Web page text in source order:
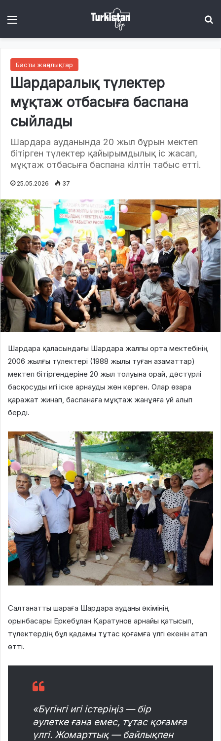
Басты жаңалықтар
Шардаралық түлектер
мұқтаж отбасыға баспана
сыйлады
Шардара ауданында 20 жыл бұрын мектеп
бітірген түлектер қайырымдылық іс жасап,
мұқтаж отбасыға баспана кілтін табыс етті.
25.05.2026 37
Шардара қаласындағы Шардара жалпы орта мектебінің
2006 жылғы түлектері (1988 жылы туған азаматтар)
мектеп бітіргендеріне 20 жыл толуына орай, дәстүрлі
басқосуды игі іске арнауды жөн көрген. Олар өзара
қаражат жинап, баспанаға мұқтаж жанұяға үй алып
берді.
Салтанатты шараға Шардара ауданы әкімінің
орынбасары Еркебұлан Қаратунов арнайы қатысып,
түлектердің бұл қадамы тұтас қоғамға үлгі екенін атап
өтті.
«Бүгінгі игі істеріңіз — бір
әулетке ғана емес, тұтас қоғамға
үлгі. Жомарттық — байлықпен